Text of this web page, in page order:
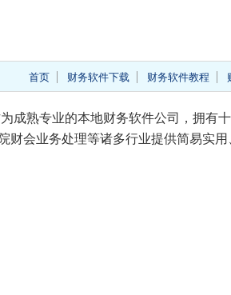
首页 财务软件下载 财务软件教程
成熟专业的本地财务软件公司，拥有
财会业务处理等诸多行业提供简易实